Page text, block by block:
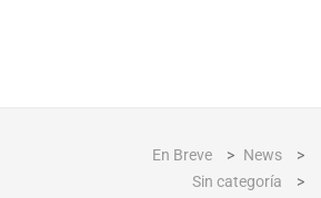
En Breve > News
>
Sin categoría
>